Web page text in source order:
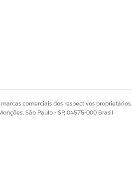
obrigatório, será exibida uma
comerciais dos respectivos proprietários.
São Paulo - SP, 04575-000 Brasil